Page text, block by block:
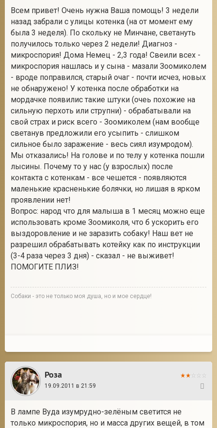
Всем привет! Очень нужна Ваша помощь! 3 недели
назад забрали с улицы котенка (на от момент ему
была 3 неделя). По скольку не Минчане, светануть
получилось только через 2 недели! Диагноз -
микроспория! Дома Немец - 2,3 года! Свеили всех -
микроспория нашлась и у сына - мазали Зоомиколем
- вроде поправился, старый очаг - почти исчез, новых
не обнаружено! У котенка после обработки на
мордачке появилис такие штуки (очеь похожие на
сильную перхоть или струпни) - обрабатывали на
свой страх и риск всего - Зоомиколем (нам вообще
светанув предложили его усыпить - слишком
сильное было заражение - весь сиял изумродом).
Мы отказались! На голове и по телу у котенка пошли
лысины. Почему то у нас (у взрослых) после
контакта с котенкам - все чешется - появляются
маленькие красненькие болячки, но лишая в ярком
проявлении нет!
Вопрос: народ что для малыша в 1 месяц можно еще
использовать кроме Зоомиколя, что б ускорить его
выздоровление и не заразить собаку! Наш вет не
разрешил обрабатывать котейку как по инструкции
(3-4 раза через 3 дня) - сказал - не выживет!
ПОМОГИТЕ ПЛИЗ!
Собаки - это не только моя душа, но и мое сердце!
Роза
19.09.2011 в 21:59
В лампе Вуда изумрудно-зелёным светится не
только микроспория, но и масса других вещей, в том